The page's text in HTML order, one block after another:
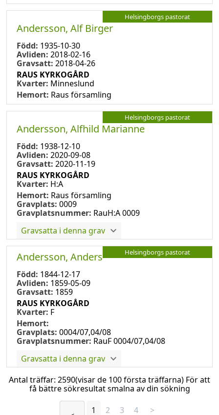
Helsingborgs pastorat
Andersson, Alf Birger
Född: 1935-10-30
Avliden: 2018-02-16
Gravsatt: 2018-04-26
RAUS KYRKOGÅRD
Kvarter: Minneslund
Hemort: Raus församling
Helsingborgs pastorat
Andersson, Alfhild Marianne
Född: 1938-12-10
Avliden: 2020-09-08
Gravsatt: 2020-11-19
RAUS KYRKOGÅRD
Kvarter: H:A
Hemort: Raus församling
Gravplats: 0009
Gravplatsnummer: RauH:A 0009
Gravsatta i denna grav
Helsingborgs pastorat
Andersson, Anders
Född: 1844-12-17
Avliden: 1859-05-09
Gravsatt: 1859
RAUS KYRKOGÅRD
Kvarter: F
Hemort:
Gravplats: 0004/07,04/08
Gravplatsnummer: RauF 0004/07,04/08
Gravsatta i denna grav
Antal träffar: 2590(visar de 100 första träffarna) För att
få bättre sökresultat smalna av din sökning
1 2 3 4 >